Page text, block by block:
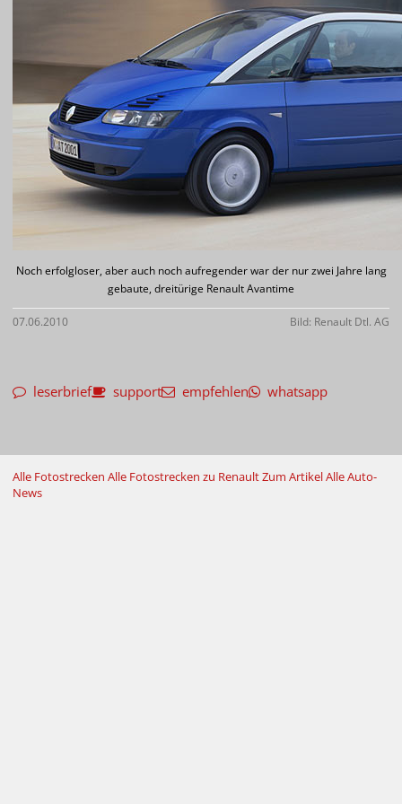
Noch erfolgloser, aber auch noch aufregender war der nur zwei Jahre lang
gebaute, dreitürige Renault Avantime
07.06.2010 Bild: Renault Dtl. AG
leserbrief support empfehlen whatsapp
Alle Fotostrecken Alle Fotostrecken zu RenaultZum ArtikelAlle Auto-
News